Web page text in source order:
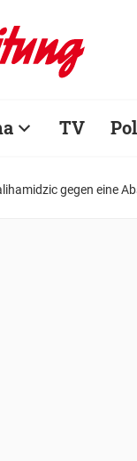
TV
gegen eine